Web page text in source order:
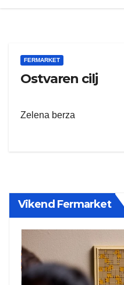
FERMARKET
Ostvaren cilj
Zelena berza
Vikend Fermarket